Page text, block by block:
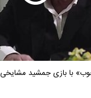
با بازی جمشید مشایخی